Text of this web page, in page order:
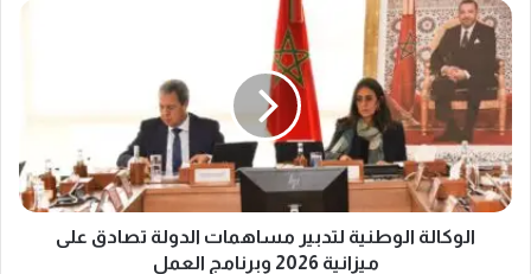
الوكالة
الوطنية
لتدبير
مساهمات
الدولة
تصادق
على
ميزانية
2026
وبرنامجالوكالة الوطنية لتدبير مساهمات الدولة تصادق على
ميزانية 2026 وبرنامج العمل